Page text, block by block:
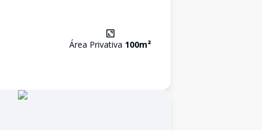
Área Privativa 100m²